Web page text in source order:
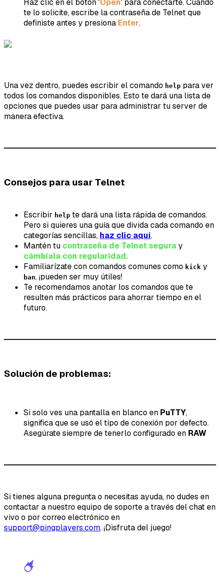
Haz clic en el botón 'Open' para conectarte. Cuando
te lo solicite, escribe la contraseña de Telnet que
definiste antes y presiona Enter.
Una vez dentro, puedes escribir el comando help para ver
todos los comandos disponibles. Esto te dará una lista de
opciones que puedes usar para administrar tu server de
manera efectiva.
Consejos para usar Telnet
Escribir help te dará una lista rápida de comandos.
Pero si quieres una guía que divida cada comando en
categorías sencillas, haz clic aquí.
Mantén tu contraseña de Telnet seguray
cámbiala con regularidad.
Familiarízate con comandos comunes como kick y
ban, ¡pueden ser muy útiles!
Te recomendamos anotar los comandos que te
resulten más prácticos para ahorrar tiempo en el
futuro.
Solución de problemas:
Si solo ves una pantalla en blanco en PuTTY,
significa que se usó el tipo de conexión por defecto.
Asegúrate siempre de tenerlo configurado en RAW
Si tienes alguna pregunta o necesitas ayuda, no dudes en
contactar a nuestro equipo de soporte a través del chat en
vivo o por correo electrónico en
support@pingplayers.com. ¡Disfruta del juego!